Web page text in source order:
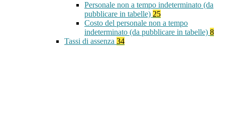
Personale non a tempo indeterminato (da
pubblicare in tabelle) 25
Costo del personale non a tempo
indeterminato (da pubblicare in tabelle) 8
Tassi di assenza 34